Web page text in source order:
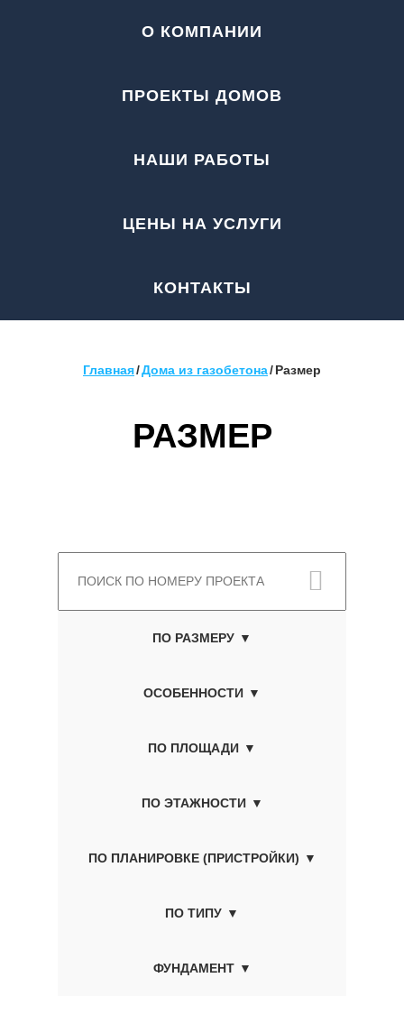
О КОМПАНИИ
ПРОЕКТЫ ДОМОВ
НАШИ РАБОТЫ
ЦЕНЫ НА УСЛУГИ
КОНТАКТЫ
Главная/Дома из газобетона/Размер
РАЗМЕР
ПО РАЗМЕРУ
ОСОБЕННОСТИ
ПО ПЛОЩАДИ
ПО ЭТАЖНОСТИ
ПО ПЛАНИРОВКЕ (ПРИСТРОЙКИ)
ПО ТИПУ
ФУНДАМЕНТ